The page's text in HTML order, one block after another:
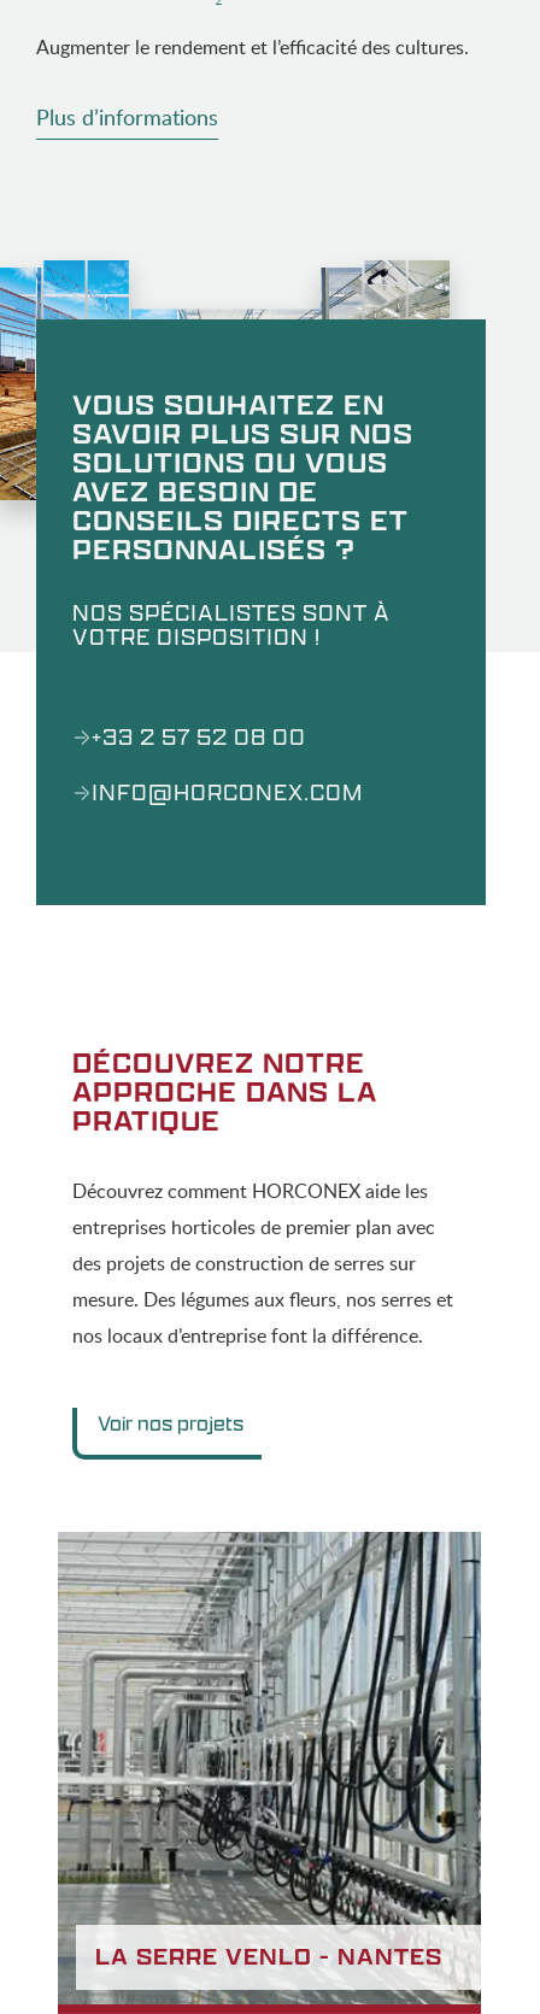
Augmenter le rendement et l’efficacité des cultures.
Plus d’informations
VOUS SOUHAITEZ EN
SAVOIR PLUS SUR NOS
SOLUTIONS OU VOUS
AVEZ BESOIN DE
CONSEILS DIRECTS ET
PERSONNALISÉS ?
NOS SPÉCIALISTES SONT À
VOTRE DISPOSITION !
+33 2 57 52 08 00
INFO@HORCONEX.COM
DÉCOUVREZ NOTRE
APPROCHE DANS LA
PRATIQUE
Découvrez comment HORCONEX aide les
entreprises horticoles de premier plan avec
des projets de construction de serres sur
mesure. Des légumes aux fleurs, nos serres et
nos locaux d’entreprise font la différence.
Voir nos projets
LA SERRE VENLO - NANTES